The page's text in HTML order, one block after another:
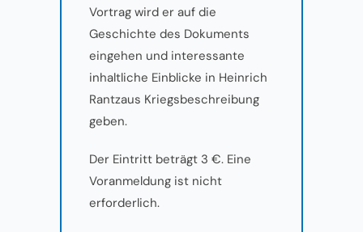
Vortrag wird er auf die
Geschichte des Dokuments
eingehen und interessante
inhaltliche Einblicke in Heinrich
Rantzaus Kriegsbeschreibung
geben.
Der Eintritt beträgt 3 €. Eine
Voranmeldung ist nicht
erforderlich.